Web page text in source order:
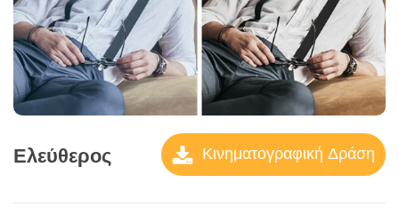
Ελεύθερος Κινηματογραφική Δράση